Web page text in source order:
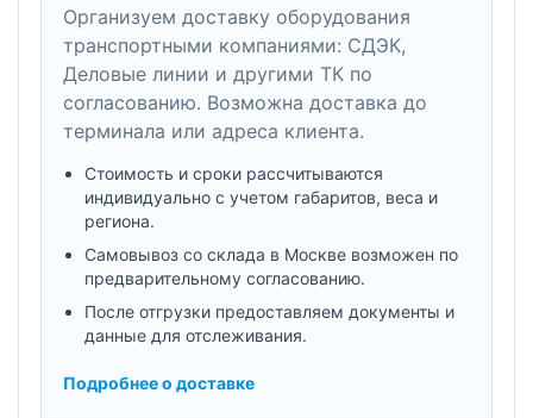
Организуем доставку оборудования
транспортными компаниями: СДЭК,
Деловые линии и другими ТК по
согласованию. Возможна доставка до
терминала или адреса клиента.
Стоимость и сроки рассчитываются
индивидуально с учетом габаритов, веса и
региона.
Самовывоз со склада в Москве возможен по
предварительному согласованию.
После отгрузки предоставляем документы и
данные для отслеживания.
Подробнее о доставке